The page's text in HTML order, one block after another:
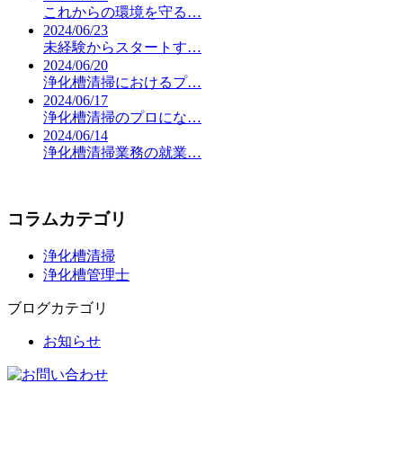
これからの環境を守る…
2024/06/23
未経験からスタートす…
2024/06/20
浄化槽清掃におけるプ…
2024/06/17
浄化槽清掃のプロにな…
2024/06/14
浄化槽清掃業務の就業…
コラムカテゴリ
浄化槽清掃
浄化槽管理士
ブログカテゴリ
お知らせ